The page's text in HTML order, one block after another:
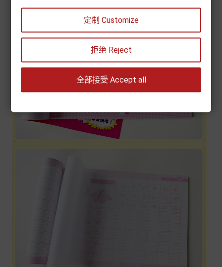
定制 Customize
拒绝 Reject
全部接受 Accept all